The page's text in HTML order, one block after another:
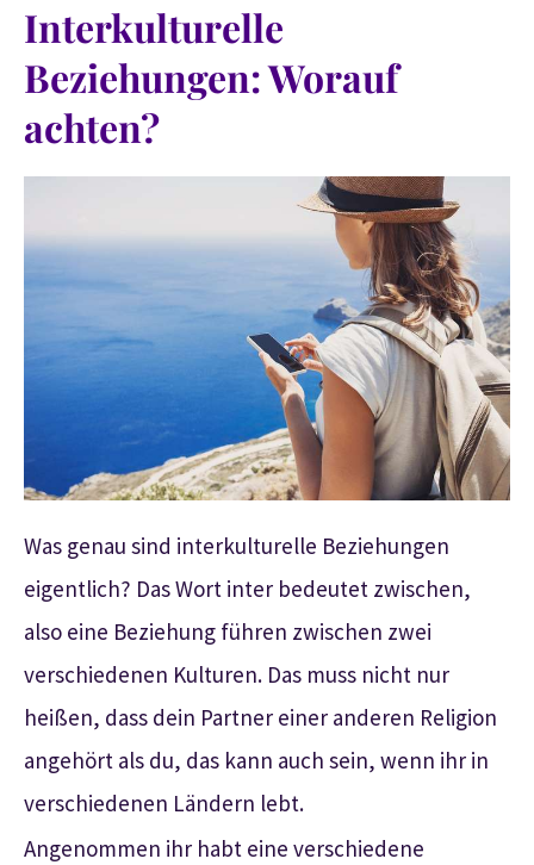
Interkulturelle
Beziehungen: Worauf
achten?
Was genau sind interkulturelle Beziehungen
eigentlich? Das Wort inter bedeutet zwischen,
also eine Beziehung führen zwischen zwei
verschiedenen Kulturen. Das muss nicht nur
heißen, dass dein Partner einer anderen Religion
angehört als du, das kann auch sein, wenn ihr in
verschiedenen Ländern lebt.
Angenommen ihr habt eine verschiedene